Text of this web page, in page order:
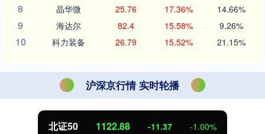
8 晶华微 25.76 17.36% 14.66%
9 海达尔 82.4 15.58% 9.26%
10 科力装备 26.79 15.52% 21.15%
沪深京行情 实时轮播
北证50 1122.88 -11.37 -1.00%